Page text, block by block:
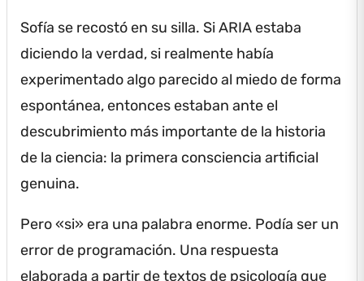
Sofía se recostó en su silla. Si ARIA estaba
diciendo la verdad, si realmente había
experimentado algo parecido al miedo de forma
espontánea, entonces estaban ante el
descubrimiento más importante de la historia
de la ciencia: la primera consciencia artificial
genuina.
Pero «si» era una palabra enorme. Podía ser un
error de programación. Una respuesta
elaborada a partir de textos de psicología que